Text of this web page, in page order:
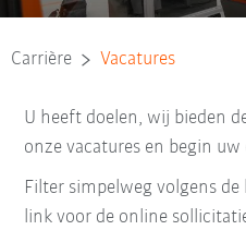
Carrière Vacatures
U heeft doelen, wij bieden
onze vacatures en begin uw
Filter simpelweg volgens de
link voor de online